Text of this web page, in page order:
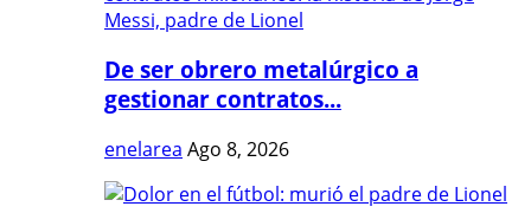
De ser obrero metalúrgico a
gestionar contratos...
enelarea Ago 8, 2026